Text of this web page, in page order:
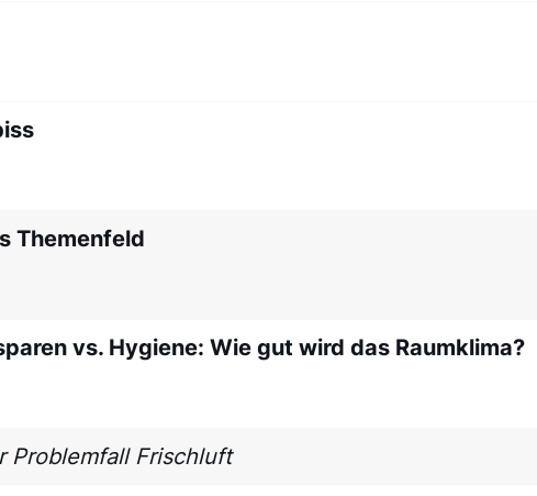
Themenfeld
vs. Hygiene: Wie gut wird das Raumklima?
Problemfall Frischluft